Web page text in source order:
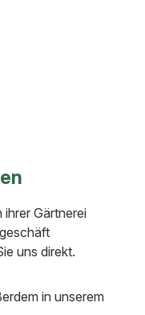
Gärtnerei
uns direkt.
in unserem